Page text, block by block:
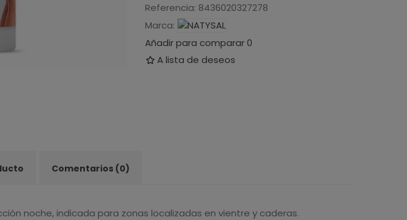
Referencia: 8436020327278
Marca:
Añadir para comparar0
A lista de deseos
Comentarios (0)
noche, indicada para zonas localizadas en vientre y caderas.